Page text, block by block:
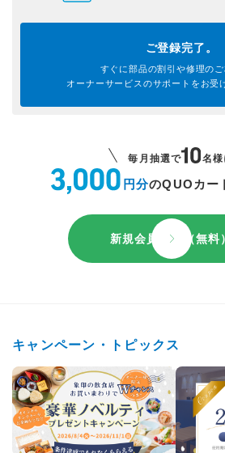
ご登録完了。
すぐに部品の割引や修理の
オーナーサービスのサポートを お受
毎月抽選で 名様
円分のQUOカー
新規会員登録（無料
キャンペーン・トピックス